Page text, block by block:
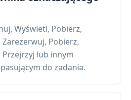
Wyświetl, Pobierz,
Zarezerwuj, Pobierz,
lub innym
do zadania.